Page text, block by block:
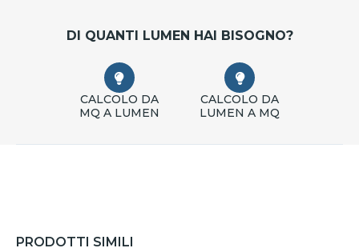
DI QUANTI LUMEN HAI BISOGNO?
CALCOLO DA
MQ A LUMEN
CALCOLO DA
LUMEN A MQ
PRODOTTI SIMILI